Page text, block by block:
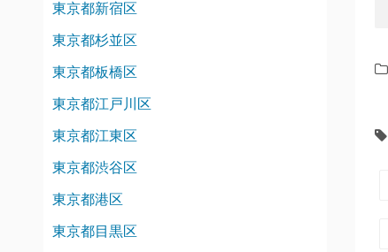
東京都新宿区
東京都杉並区
東京都板橋区
東京都江戸川区
東京都江東区
東京都渋谷区
東京都港区
東京都目黒区